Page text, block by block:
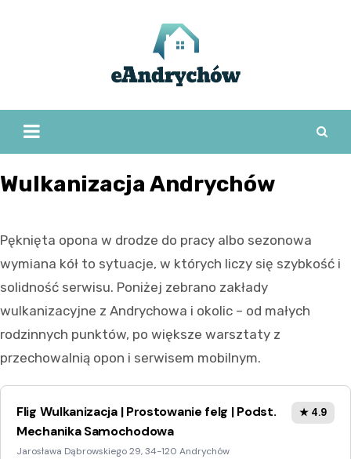
Wulkanizacja Andrychów
Pęknięta opona w drodze do pracy albo sezonowa
wymiana kół to sytuacje, w których liczy się szybkość i
solidność serwisu. Poniżej zebrano zakłady
wulkanizacyjne z Andrychowa i okolic – od małych
rodzinnych punktów, po większe warsztaty z
przechowalnią opon i serwisem mobilnym.
Flig Wulkanizacja | Prostowanie felg | Podst.
Mechanika Samochodowa
Jarosława Dąbrowskiego 29, 34-120 Andrychów
★ 4.9